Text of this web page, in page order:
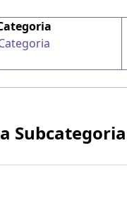
Subcategoria